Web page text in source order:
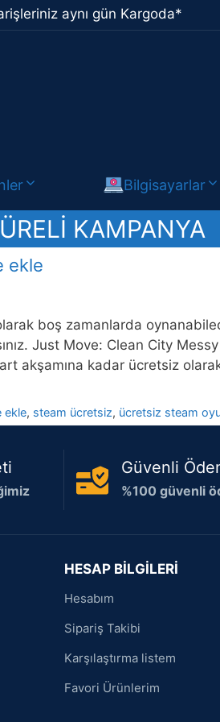
aynı gün Kargoda*
Bilgisayarlar
KAMPANYA
ekle
boş zamanlarda
Just Move: Clean City
akşamına kadar ücretsiz
ekle, steam ücretsiz, ücretsiz steam
Güvenli
%100 güvenli
HESAP BİLGİLERİ
Hesabım
Sipariş Takibi
Karşılaştırma listem
Favori Ürünlerim